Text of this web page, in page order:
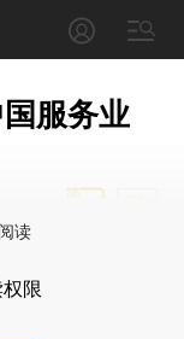
服务业
读
限